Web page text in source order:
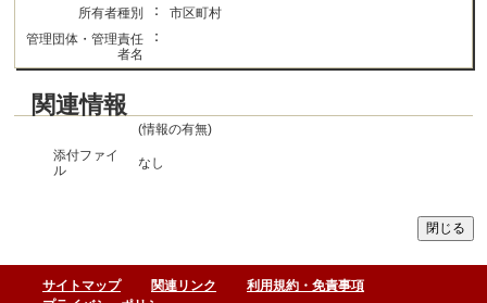
所有者種別
：
市区町村
管理団体・管理責任
者名
：
関連情報
(情報の有無)
添付ファイ
ル
なし
サイトマップ 関連リンク
利用規約・免責事項